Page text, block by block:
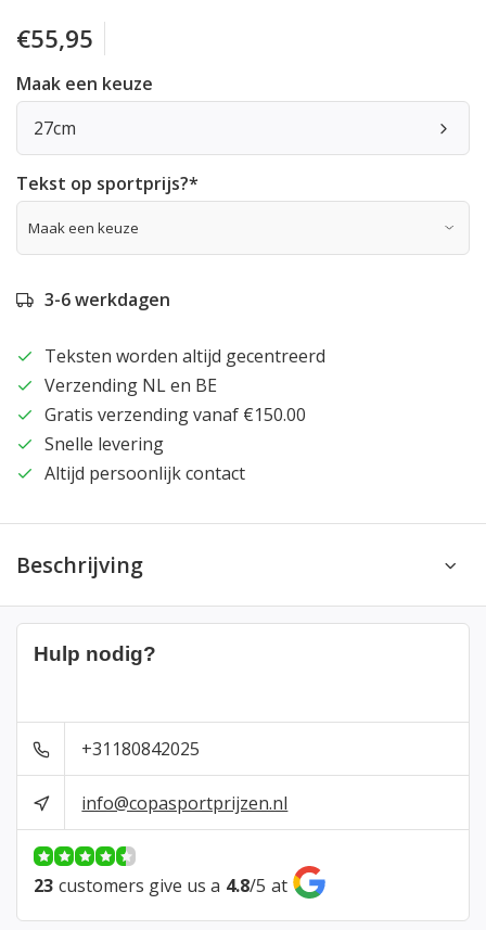
€55,95
Maak een keuze
27cm
Tekst op sportprijs?*
3-6 werkdagen
Teksten worden altijd gecentreerd
Verzending NL en BE
Gratis verzending vanaf €150.00
Snelle levering
Altijd persoonlijk contact
Beschrijving
Hulp nodig?
+31180842025
info@copasportprijzen.nl
23 customers give us a 4.8/5 at